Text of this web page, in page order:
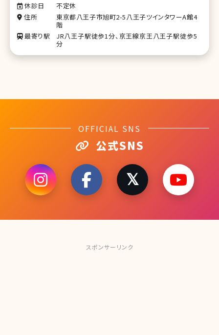
休診日
不定休
住所
東京都八王子市旭町2-5八王子ツインタワーA館4
階
最寄り駅
JR八王子駅徒歩1分、京王線京王八王子駅徒歩5
分
OFFICIAL SNS
公式SNS
スポンサーリンク